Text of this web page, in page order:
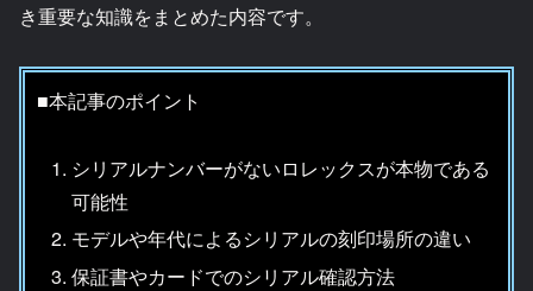
き重要な知識をまとめた内容です。
■本記事のポイント
シリアルナンバーがないロレックスが本物である
可能性
モデルや年代によるシリアルの刻印場所の違い
保証書やカードでのシリアル確認方法